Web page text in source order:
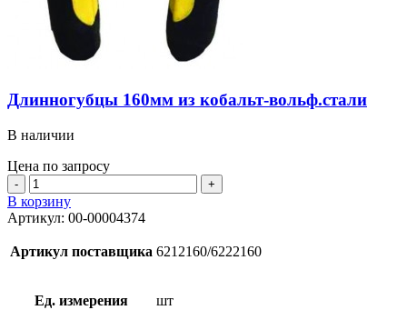
Длинногубцы 160мм из кобальт-вольф.стали
В наличии
Цена по запросу
Количество
товара
Длинногубцы
160мм
из
кобальт-
В корзину
Артикул: 00-00004374
Артикул поставщика 6212160/6222160
Ед. измерения шт